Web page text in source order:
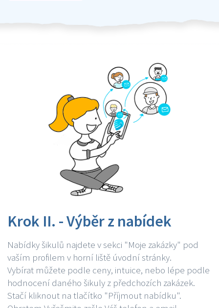
Krok II. - Výběr z nabídek
Nabídky šikulů najdete v sekci "Moje zakázky" pod
vaším profilem v horní liště úvodní stránky.
Vybírat můžete podle ceny, intuice, nebo lépe podle
hodnocení daného šikuly z předchozích zakázek.
Stačí kliknout na tlačítko "Příjmout nabídku".